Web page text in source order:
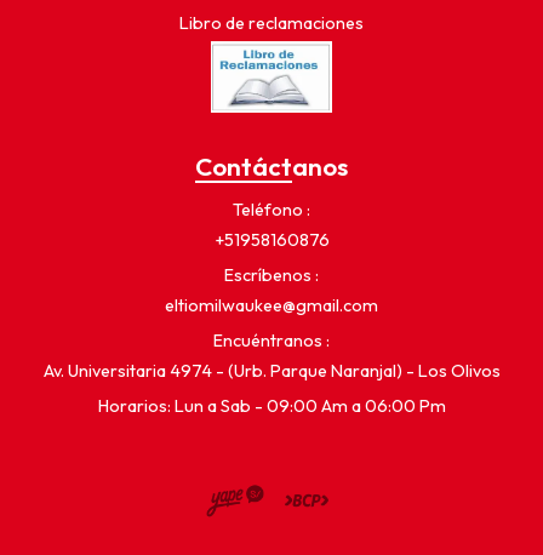
Libro de reclamaciones
Contáctanos
Teléfono
+51958160876
Escríbenos
eltiomilwaukee@gmail.com
Encuéntranos
Av. Universitaria 4974 - (Urb. Parque Naranjal) - Los Olivos
Horarios: Lun a Sab - 09:00 Am a 06:00 Pm